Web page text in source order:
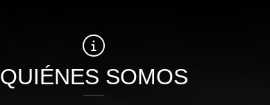
QUIÉNES SOMOS